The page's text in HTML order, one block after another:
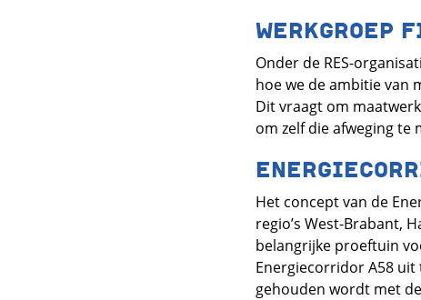
WERKGROEP
Onder de RES-
hoe we de ambitie van
Dit vraagt om
om zelf die afweging
Het concept van de
regio’s West-Brabant,
belangrijke proeftuin
Energiecorridor A58
gehouden wordt met